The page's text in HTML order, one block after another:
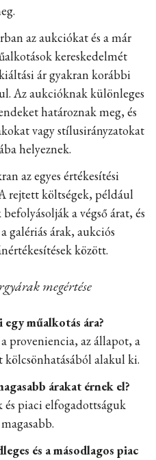
az aukciókat és a már
kereskedelmét
ár gyakran korábbi
Az aukcióknak különleges
határoznak meg, és
vagy stílusirányzatokat
helyeznek.
az egyes értékesítési
rejtett költségek, például
a végső árat, és
galériás árak, aukciós
között.
megértése
műalkotás ára?
proveniencia, az állapot, a
kölcsönhatásából alakul ki.
árakat érnek el?
piaci elfogadottságuk
és a másodlagos piac